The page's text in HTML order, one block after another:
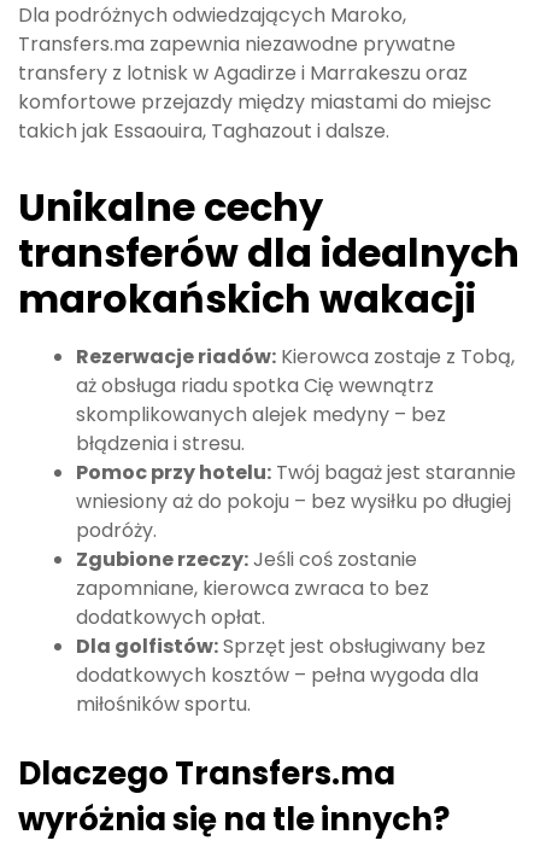
Dla podróżnych odwiedzających Maroko,
Transfers.ma zapewnia niezawodne prywatne
transfery z lotnisk w Agadirze i Marrakeszu oraz
komfortowe przejazdy między miastami do miejsc
takich jak Essaouira, Taghazout i dalsze.
Unikalne cechy
transferów dla idealnych
marokańskich wakacji
Rezerwacje riadów: Kierowca zostaje z Tobą,
aż obsługa riadu spotka Cię wewnątrz
skomplikowanych alejek medyny – bez
błądzenia i stresu.
Pomoc przy hotelu: Twój bagaż jest starannie
wniesiony aż do pokoju – bez wysiłku po długiej
podróży.
Zgubione rzeczy:Jeśli coś zostanie
zapomniane, kierowca zwraca to bez
dodatkowych opłat.
Dla golfistów:Sprzęt jest obsługiwany bez
dodatkowych kosztów – pełna wygoda dla
miłośników sportu.
Dlaczego Transfers.ma
wyróżnia się na tle innych?